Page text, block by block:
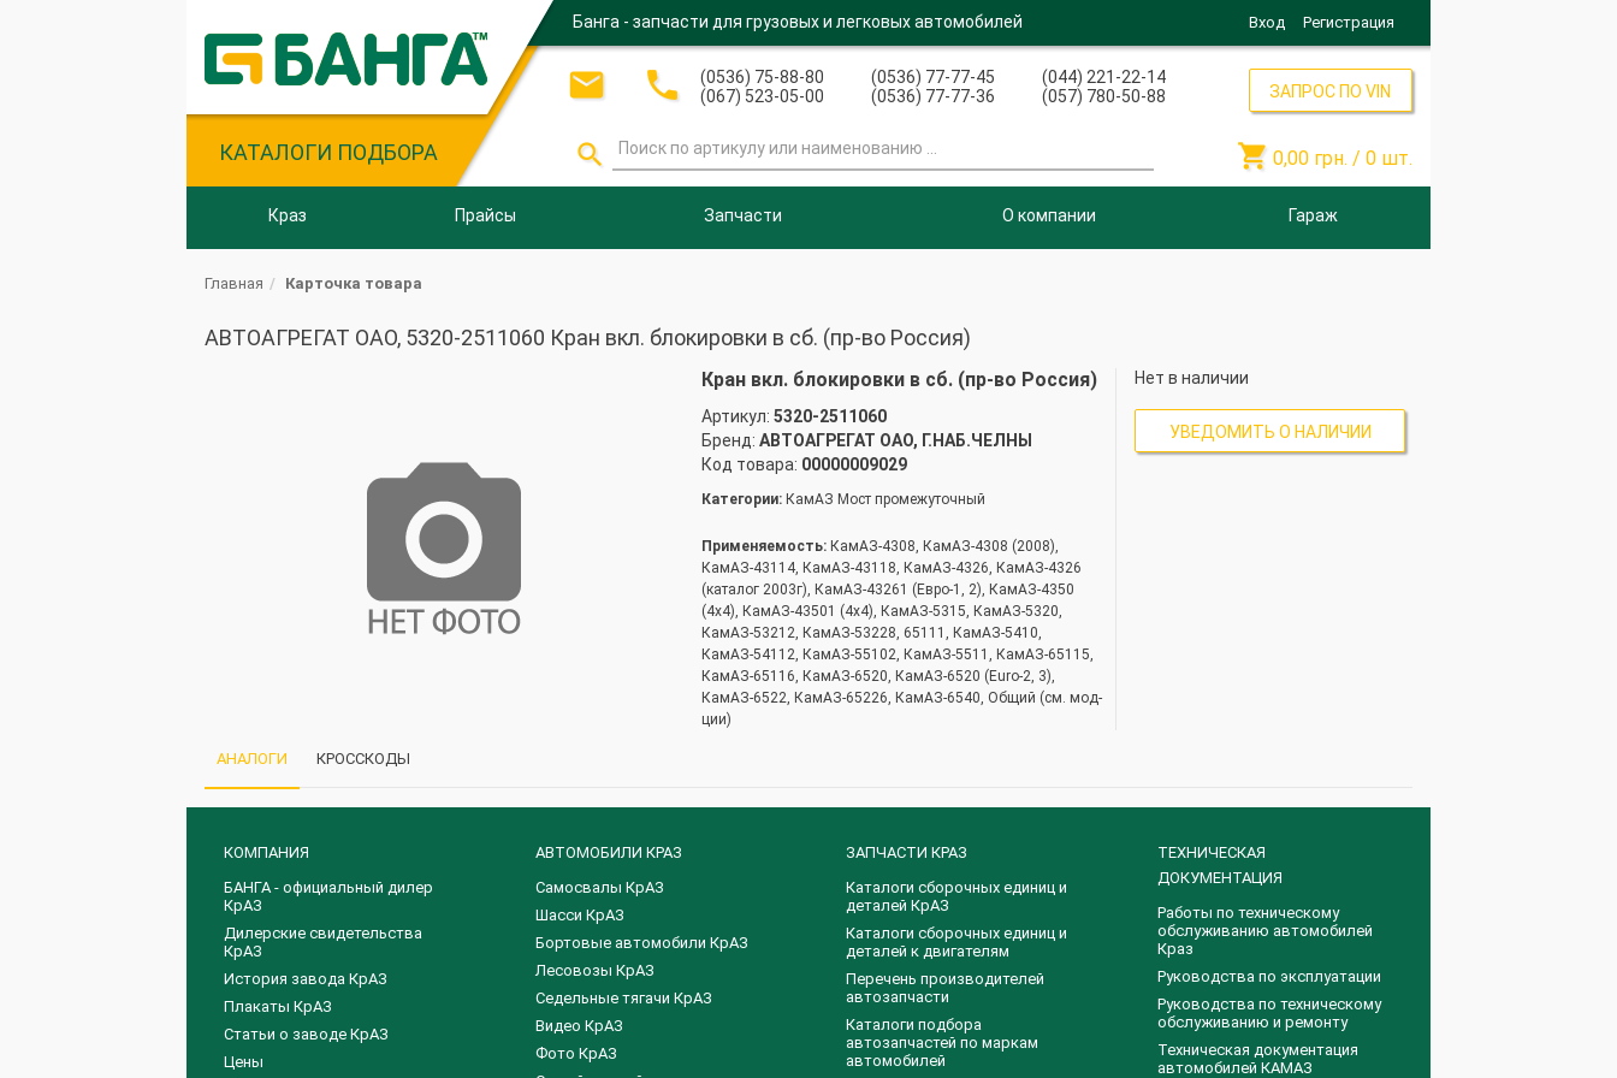
КАТАЛОГИ ПОДБОРА
Банга - запчасти для грузовых и легковых автомобилей Вход Регистрация
 
(0536) 75-88-80
(067) 523-05-00
(0536) 77-77-45
(0536) 77-77-36
(044) 221-22-14
(057) 780-50-88

ЗАПРОС ПО VIN
 0,00 грн. / 0 шт.
Краз Прайсы Запчасти О компании Гараж
Главная Карточка товара
АВТОАГРЕГАТ ОАО, 5320-2511060 Кран вкл. блокировки в сб. (пр-во Россия)
Кран вкл. блокировки в сб. (пр-во Россия)
Артикул: 5320-2511060
Бренд: АВТОАГРЕГАТ ОАО, Г.НАБ.ЧЕЛНЫ
Код товара: 00000009029
Категории: КамАЗ Мост промежуточный
Применяемость: КамАЗ-4308, КамАЗ-4308 (2008),
КамАЗ-43114, КамАЗ-43118, КамАЗ-4326, КамАЗ-4326
(каталог 2003г), КамАЗ-43261 (Евро-1, 2), КамАЗ-4350
(4х4), КамАЗ-43501 (4х4), КамАЗ-5315, КамАЗ-5320,
КамАЗ-53212, КамАЗ-53228, 65111, КамАЗ-5410,
КамАЗ-54112, КамАЗ-55102, КамАЗ-5511, КамАЗ-65115,
КамАЗ-65116, КамАЗ-6520, КамАЗ-6520 (Euro-2, 3),
КамАЗ-6522, КамАЗ-65226, КамАЗ-6540, Общий (см. мод-
ции)
Нет в наличии
УВЕДОМИТЬ О НАЛИЧИИ
АНАЛОГИ КРОССКОДЫ
КОМПАНИЯ
БАНГА - официальный дилер
КрАЗ
Дилерские свидетельства
КрАЗ
История завода КрАЗ
Плакаты КрАЗ
Статьи о заводе КрАЗ
Цены
АВТОМОБИЛИ КРАЗ
Самосвалы КрАЗ
Шасси КрАЗ
Бортовые автомобили КрАЗ
Лесовозы КрАЗ
Седельные тягачи КрАЗ
Видео КрАЗ
Фото КрАЗ
ЗАПЧАСТИ КРАЗ
Каталоги сборочных единиц и
деталей КрАЗ
​Каталоги сборочных единиц и
деталей к двигателям
Перечень производителей
автозапчасти
Каталоги подбора
автозапчастей по маркам
автомобилей
ТЕХНИЧЕСКАЯ
ДОКУМЕНТАЦИЯ
Работы по техническому
обслуживанию автомобилей
Краз
Руководства по эксплуатации
Руководства по техническому
обслуживанию и ремонту
Техническая документация
автомобилей КАМАЗ